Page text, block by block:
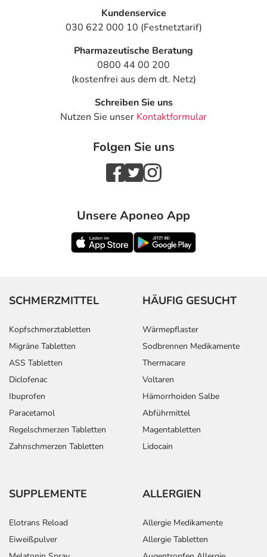
Kundenservice
030 622 000 10 (Festnetztarif)
Pharmazeutische Beratung
0800 44 00 200
(kostenfrei aus dem dt. Netz)
Schreiben Sie uns
Nutzen Sie unser Kontaktformular
Folgen Sie uns
Unsere Aponeo App
SCHMERZMITTEL
Kopfschmerztabletten
Migräne Tabletten
ASS Tabletten
Diclofenac
Ibuprofen
Paracetamol
Regelschmerzen Tabletten
Zahnschmerzen Tabletten
HÄUFIG GESUCHT
Wärmepflaster
Sodbrennen Medikamente
Thermacare
Voltaren
Hämorrhoiden Salbe
Abführmittel
Magentabletten
Lidocain
SUPPLEMENTE
Elotrans Reload
Eiweißpulver
ALLERGIEN
Allergie Medikamente
Allergie Tabletten